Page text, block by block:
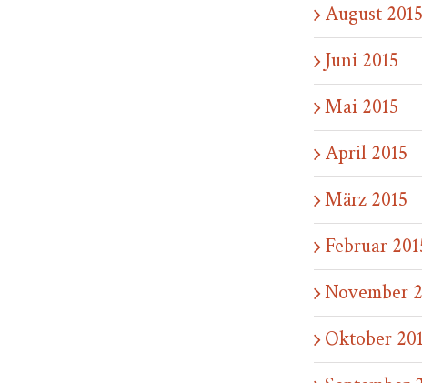
August 2015
Juni 2015
Mai 2015
April 2015
März 2015
Februar
November
Oktober